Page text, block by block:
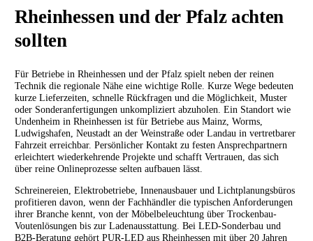
Rheinhessen und der Pfalz achten
sollten
Für Betriebe in Rheinhessen und der Pfalz spielt neben der reinen
Technik die regionale Nähe eine wichtige Rolle. Kurze Wege bedeuten
kurze Lieferzeiten, schnelle Rückfragen und die Möglichkeit, Muster
oder Sonderanfertigungen unkompliziert abzuholen. Ein Standort wie
Undenheim in Rheinhessen ist für Betriebe aus Mainz, Worms,
Ludwigshafen, Neustadt an der Weinstraße oder Landau in vertretbarer
Fahrzeit erreichbar. Persönlicher Kontakt zu festen Ansprechpartnern
erleichtert wiederkehrende Projekte und schafft Vertrauen, das sich
über reine Onlineprozesse selten aufbauen lässt.
Schreinereien, Elektrobetriebe, Innenausbauer und Lichtplanungsbüros
profitieren davon, wenn der Fachhändler die typischen Anforderungen
ihrer Branche kennt, von der Möbelbeleuchtung über Trockenbau-
Voutenlösungen bis zur Ladenausstattung. Bei LED-Sonderbau und
B2B-Beratung gehört PUR-LED aus Rheinhessen mit über 20 Jahren